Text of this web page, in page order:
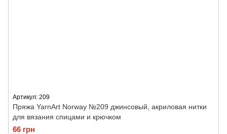
Артикул: 209
Пряжа YarnArt Norway №209 джинсовый, акриловая нитки
для вязания спицами и крючком
66 грн